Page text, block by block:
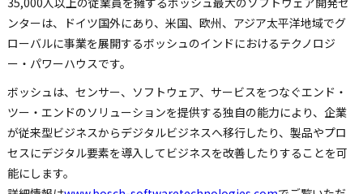
ンターは、ドイツ国外にあり、米国、欧州、アジア太平洋地域でグ
ローバルに事業を展開するボッシュのインドにおけるテクノロジ
ー・パワーハウスです。
ボッシュは、センサー、ソフトウェア、サービスをつなぐエンド・
ツー・エンドのソリューションを提供する独自の能力により、企業
が従来型ビジネスからデジタルビジネスへ移行したり、製品やプロ
セスにデジタル要素を導入してビジネスを改善したりすることを可
能にします。